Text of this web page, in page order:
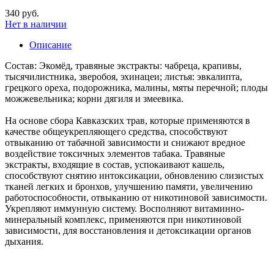
340 руб.
Нет в наличии
Описание
Состав: Экомёд, травяные экстракты: чабреца, крапивы,
тысячилистника, зверобоя, эхинацеи; листья: эвкалипта,
грецкого ореха, подорожника, малины, мяты перечной; плоды
можжевельника; корни дягиля и змеевика.
На основе сбора Кавказских трав, которые применяются в
качестве общеукрепляющего средства, способствуют
отвыканию от табачной зависимости и снижают вредное
воздействие токсичных элементов табака. Травяные
экстракты, входящие в состав, успокаивают кашель,
способствуют снятию интоксикации, обновлению слизистых
тканей легких и бронхов, улучшению памяти, увеличению
работоспособности, отвыканию от никотиновой зависимости.
Укрепляют иммунную систему. Восполняют витаминно-
минеральный комплекс, применяются при никотиновой
зависимости, для восстановления и детоксикации органов
дыхания.